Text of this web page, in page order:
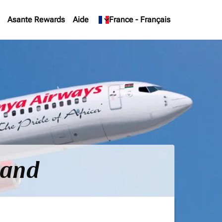
Asante Rewards Aide France - Français
keyboard_arrow_down